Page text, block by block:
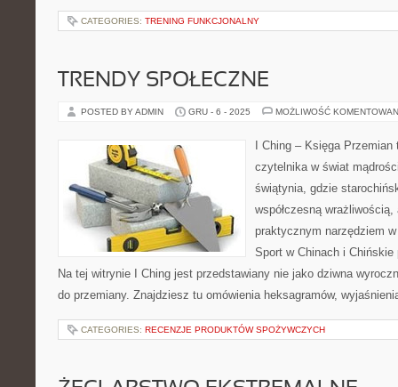
CATEGORIES: TRENING FUNKCJONALNY
TRENDY SPOŁECZNE
POSTED BY ADMIN GRU - 6 - 2025 MOŻLIWOŚĆ
I Ching – Księga
czytelnika w świat
świątynia, gdzie
współczesną
praktycznym narzędziem
Sport w Chinach i
Na tej witrynie I Ching jest przedstawiany nie jako dziwna
do przemiany. Znajdziesz tu omówienia heksagramów,
CATEGORIES: RECENZJE PRODUKTÓW SPOŻYWCZYCH